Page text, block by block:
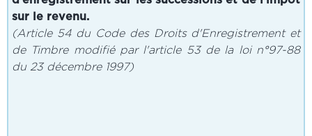
sur le revenu.
(Article 54 du Code des Droits d'Enregistrement et
de Timbre modifié par l'article 53 de la loi n°97-88
du 23 décembre 1997)